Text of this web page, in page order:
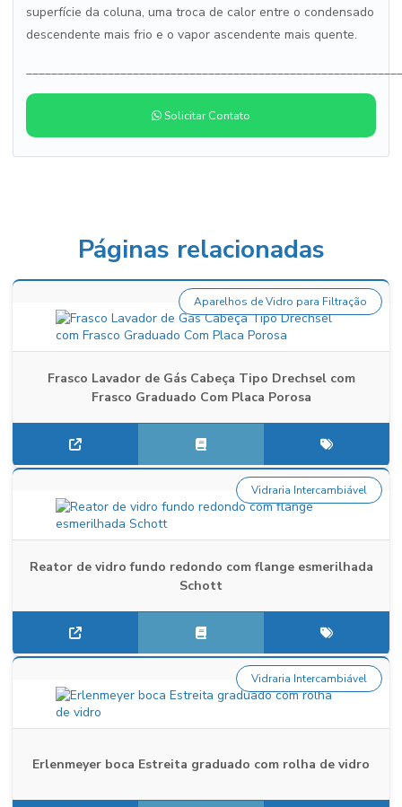
superfície da coluna, uma troca de calor entre o condensado
descendente mais frio e o vapor ascendente mais quente.
Solicitar Contato
Páginas relacionadas
Frasco Lavador de Gás Cabeça Tipo Drechsel com
Frasco Graduado Com Placa Porosa
Aparelhos de Vidro para Filtração
Reator de vidro fundo redondo com flange esmerilhada
Schott
Vidraria Intercambiável
Erlenmeyer boca Estreita graduado com rolha de vidro
Vidraria Intercambiável